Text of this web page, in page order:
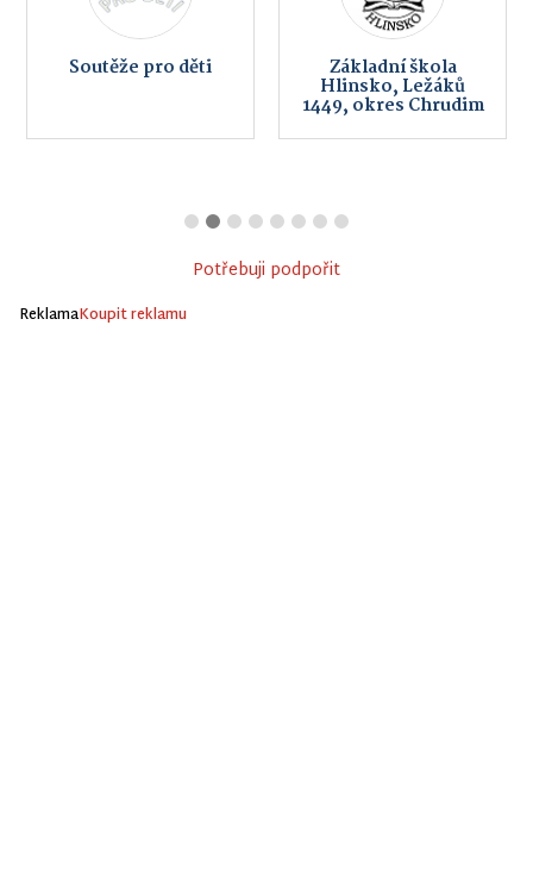
Soutěže pro děti Základní škola
Hlinsko, Ležáků
1449, okres Chrudim
Potřebuji podpořit
ReklamaKoupit reklamu